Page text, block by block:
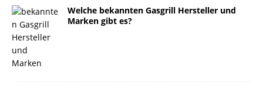
Welche bekannten Gasgrill Hersteller und
Marken gibt es?